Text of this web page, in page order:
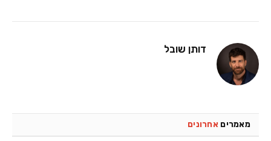
דותן שובל
מאמרים אחרונים